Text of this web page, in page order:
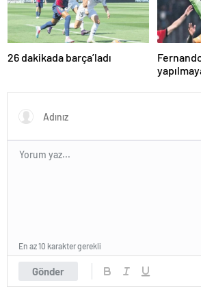
26 dakikada barça’ladı
Gönder
En az 10 karakter gerekli